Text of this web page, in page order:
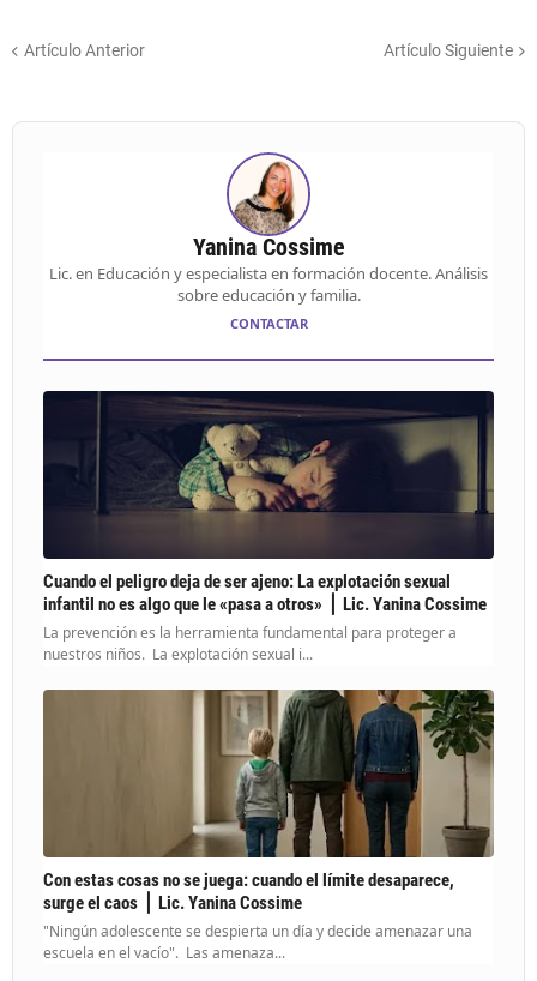
Artículo Anterior Artículo Siguiente
Yanina Cossime
Lic. en Educación y especialista en formación docente. Análisis
sobre educación y familia.
CONTACTAR
Cuando el peligro deja de ser ajeno: La explotación sexual
infantil no es algo que le «pasa a otros» ⎪ Lic. Yanina Cossime
La prevención es la herramienta fundamental para proteger a
nuestros niños. La explotación sexual i...
Con estas cosas no se juega: cuando el límite desaparece,
surge el caos ⎪ Lic. Yanina Cossime
"Ningún adolescente se despierta un día y decide amenazar una
escuela en el vacío". Las amenaza...